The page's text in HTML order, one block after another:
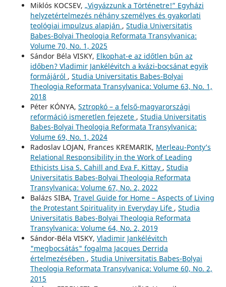
Miklós KOCSEV, „Vigyázzunk a Történetre!” Egyházi
helyzetértelmezés néhány személyes és gyakorlati
teológiai impulzus alapján , Studia Universitatis
Babes-Bolyai Theologia Reformata Transylvanica:
Volume 70, No. 1, 2025
Sándor Béla VISKY, Elkophat-e az időtlen bűn az
időben? Vladimir Jankélévitch a kvázi-bocsánat egyik
formájáról , Studia Universitatis Babes-Bolyai
Theologia Reformata Transylvanica: Volume 63, No. 1,
2018
Péter KÓNYA, Sztropkó – a felső-magyarországi
reformáció ismeretlen fejezete , Studia Universitatis
Babes-Bolyai Theologia Reformata Transylvanica:
Volume 69, No. 1, 2024
Radoslav LOJAN, Frances KREMARIK, Merleau-Ponty’s
Relational Responsibility in the Work of Leading
Ethicists Lisa S. Cahill and Eva F. Kittay , Studia
Universitatis Babes-Bolyai Theologia Reformata
Transylvanica: Volume 67, No. 2, 2022
Balázs SIBA, Travel Guide for Home – Aspects of Living
the Protestant Spirituality in Everyday Life , Studia
Universitatis Babes-Bolyai Theologia Reformata
Transylvanica: Volume 64, No. 2, 2019
Sándor-Béla VISKY, Vladimir Jankélévitch
"megbocsátás" fogalma Jacques Derrida
értelmezésében , Studia Universitatis Babes-Bolyai
Theologia Reformata Transylvanica: Volume 60, No. 2,
2015